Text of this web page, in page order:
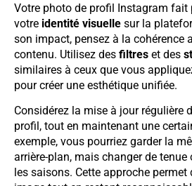
Votre photo de profil Instagram fait
votre identité visuelle sur la
son impact, pensez à la cohérence
contenu. Utilisez des filtres et des
similaires à ceux que vous
pour créer une esthétique unifiée.
Considérez la mise à jour régulière
profil, tout en maintenant une
exemple, vous pourriez garder la
arrière-plan, mais changer de tenue
les saisons. Cette approche